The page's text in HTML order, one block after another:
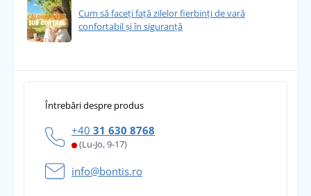
Cum să faceți față zilelor fierbinți de vară
confortabil și în siguranță
Întrebări despre produs
+40 31 630 8768
(Lu-Jo, 9-17)
info@bontis.ro